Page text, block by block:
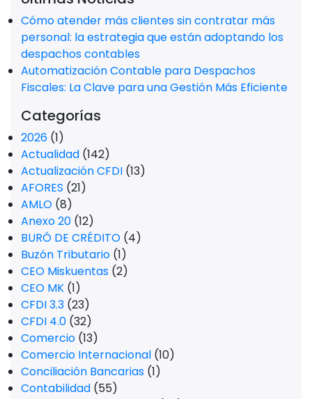
Cómo atender más clientes sin contratar más
personal: la estrategia que están adoptando los
despachos contables
Automatización Contable para Despachos
Fiscales: La Clave para una Gestión Más Eficiente
Categorías
2026 (1)
Actualidad (142)
Actualización CFDI (13)
AFORES (21)
AMLO (8)
Anexo 20 (12)
BURÓ DE CRÉDITO (4)
Buzón Tributario (1)
CEO Miskuentas (2)
CEO MK (1)
CFDI 3.3 (23)
CFDI 4.0 (32)
Comercio (13)
Comercio Internacional (10)
Conciliación Bancarias (1)
Contabilidad (55)